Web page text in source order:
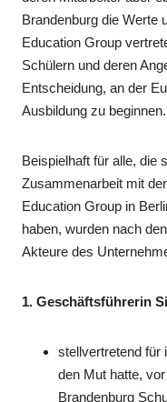
Brandenburg die Werte
Education Group
Schülern und deren
Entscheidung, an der
Ausbildung zu beginnen.
Beispielhaft für alle, die
Zusammenarbeit mit
Education Group in
haben, wurden nach
Akteure des
1. Geschäftsführerin
stellvertretend für
den Mut hatte,
Brandenburg